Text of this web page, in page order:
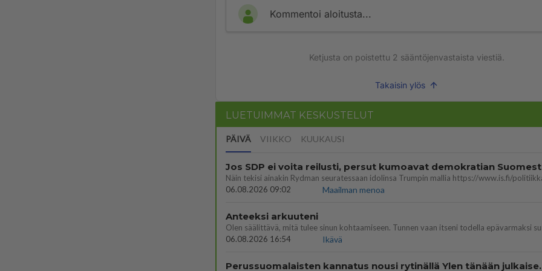
Kommentoi aloitusta...
Ketjusta on poistettu 2 sääntöjenvastaista viestiä.
Takaisin ylös
LUETUIMMAT KESKUSTELUT
PÄIVÄ VIIKKO KUUKAUSI
Jos SDP ei voita reilusti, persut kumoavat demokratian
06.08.2026 09:02 Maailman menoa
Anteeksi arkuuteni
06.08.2026 16:54 Ikävä
Perussuomalaisten